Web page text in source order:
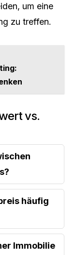
um eine
zu treffen.
vs.
häufig
Immobilie